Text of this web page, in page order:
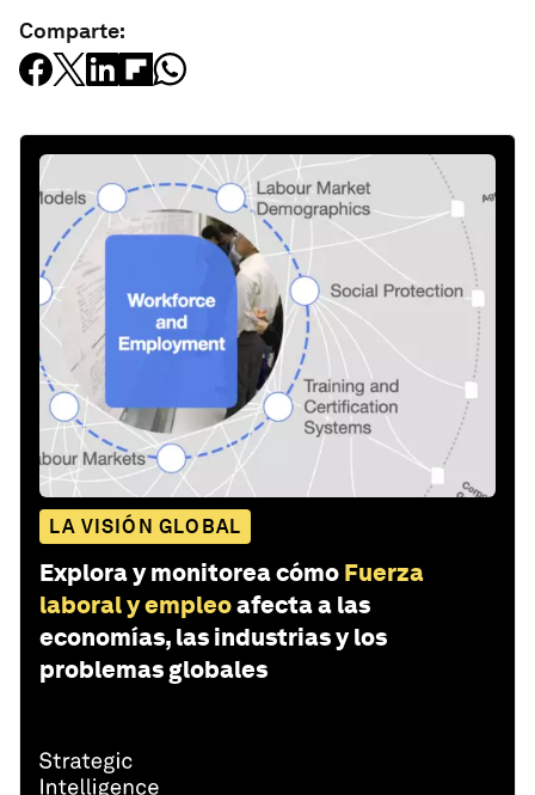
Comparte:
LA VISIÓN GLOBAL
Explora y monitorea cómo Fuerza
laboral y empleoafecta a las
economías, las industrias y los
problemas globales